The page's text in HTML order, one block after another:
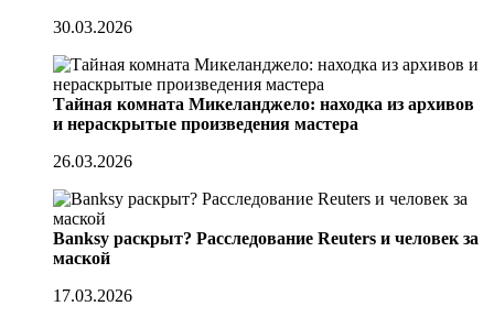
30.03.2026
Тайная комната Микеланджело: находка из архивов
и нераскрытые произведения мастера
26.03.2026
Banksy раскрыт? Расследование Reuters и человек за
маской
17.03.2026